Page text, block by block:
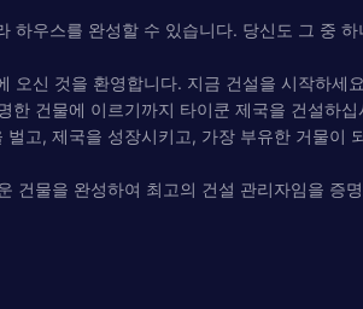
하우스를 완성할 수 있습니다. 당신도 그 중
신 것을 환영합니다. 지금 건설을 시작하세
한 건물에 이르기까지 타이쿤 제국을 건설하십
벌고, 제국을 성장시키고, 가장 부유한 거물이
건물을 완성하여 최고의 건설 관리자임을 증